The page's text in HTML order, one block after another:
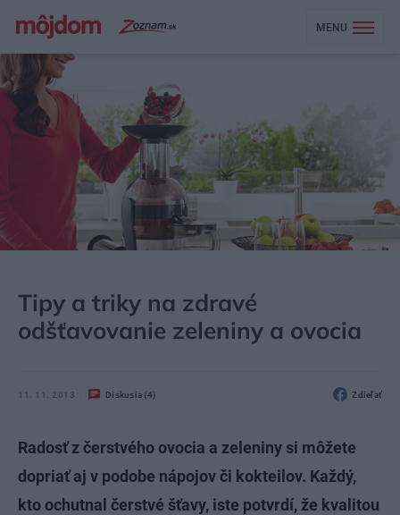
MENU
Tipy a triky na zdravé
odšťavovanie zeleniny a ovocia
11. 11. 2013 Diskusia (4) Zdieľať
Radosť z čerstvého ovocia a zeleniny si môžete
dopriať aj v podobe nápojov či kokteilov. Každý,
kto ochutnal čerstvé šťavy, iste potvrdí, že kvalitou